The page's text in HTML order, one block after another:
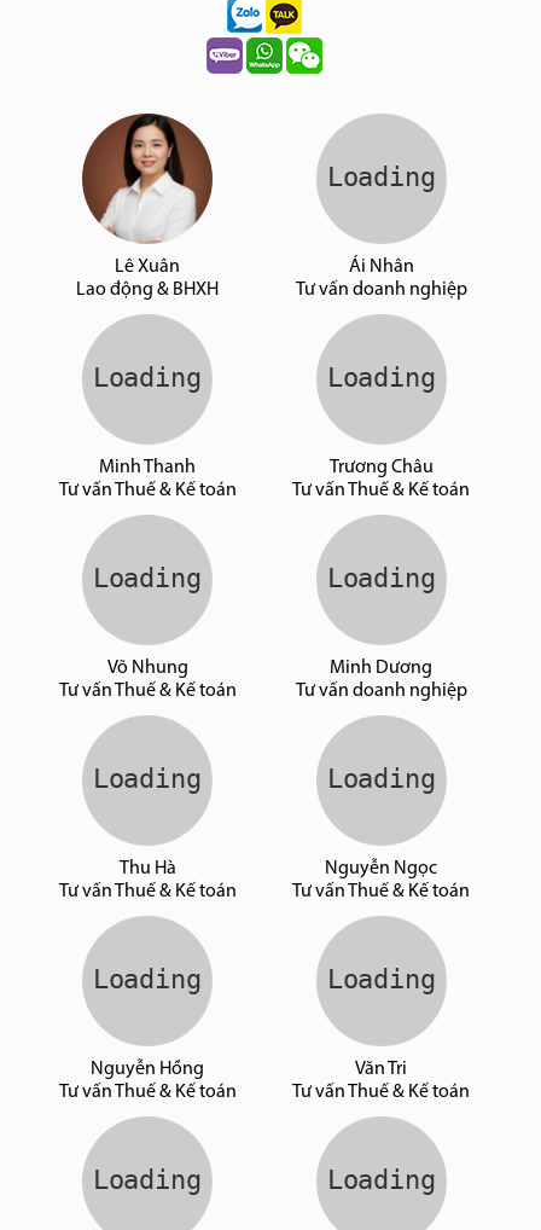
Lê Xuân
Lao động & BHXH
Ái Nhân
Tư vấn doanh nghiệp
Minh Thanh
Tư vấn Thuế & Kế toán
Trương Châu
Tư vấn Thuế & Kế toán
Võ Nhung
Tư vấn Thuế & Kế toán
Minh Dương
Tư vấn doanh nghiệp
Thu Hà
Tư vấn Thuế & Kế toán
Nguyễn Ngọc
Tư vấn Thuế & Kế toán
Nguyễn Hồng
Tư vấn Thuế & Kế toán
Văn Tri
Tư vấn Thuế & Kế toán